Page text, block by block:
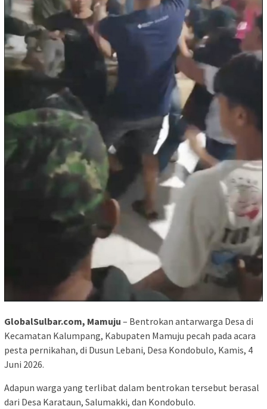
GlobalSulbar.com, Mamuju – Bentrokan antarwarga Desa di
Kecamatan Kalumpang, Kabupaten Mamuju pecah pada acara
pesta pernikahan, di Dusun Lebani, Desa Kondobulo, Kamis, 4
Juni 2026.
Adapun warga yang terlibat dalam bentrokan tersebut berasal
dari Desa Karataun, Salumakki, dan Kondobulo.